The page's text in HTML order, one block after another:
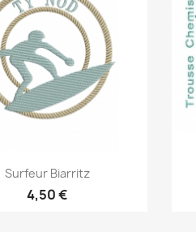
Aperçu rapide
Surfeur Biarritz
4,50 €